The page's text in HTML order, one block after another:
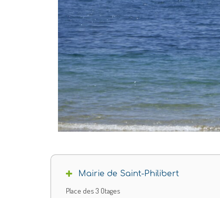
Mairie de Saint-Philibert
Place des 3 Otages